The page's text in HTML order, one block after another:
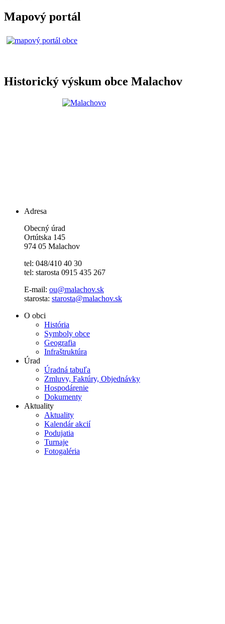
Mapový portál
Historický výskum obce Malachov
Adresa
Obecný úrad
Ortútska 145
974 05 Malachov
tel: 048/410 40 30
tel: starosta 0915 435 267
E-mail: ou@malachov.sk
starosta: starosta@malachov.sk
O obci
História
Symboly obce
Geografia
Infraštruktúra
Úrad
Úradná tabuľa
Zmluvy, Faktúry, Objednávky
Hospodárenie
Dokumenty
Aktuality
Aktuality
Kalendár akcií
Podujatia
Turnaje
Fotogaléria